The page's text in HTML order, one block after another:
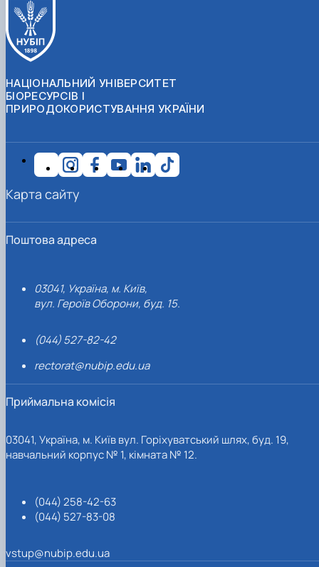
НАЦІОНАЛЬНИЙ УНІВЕРСИТЕТ
БІОРЕСУРСІВ І
ПРИРОДОКОРИСТУВАННЯ УКРАЇНИ
Поштова адреса
03041, Україна, м. Київ,
вул. Героїв Оборони, буд. 15.
(044) 527-82-42
rectorat@nubip.edu.ua
Приймальна комісія
03041, Україна, м. Київ вул. Горіхуватський шлях, буд. 19,
навчальний корпус № 1, кімната № 12.
(044) 258-42-63
(044) 527-83-08
vstup@nubip.edu.ua
Карта сайту